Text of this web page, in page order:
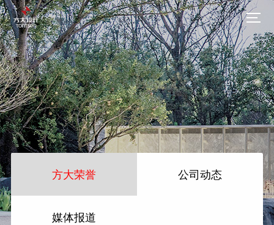
方大荣誉 公司动态
媒体报道